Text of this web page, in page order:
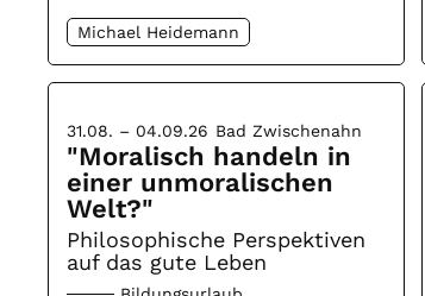
Michael Heidemann
31.08. – 04.09.26 Bad Zwischenahn
"Moralisch handeln in
einer unmoralischen
Welt?"
Philosophische Perspektiven
auf das gute Leben